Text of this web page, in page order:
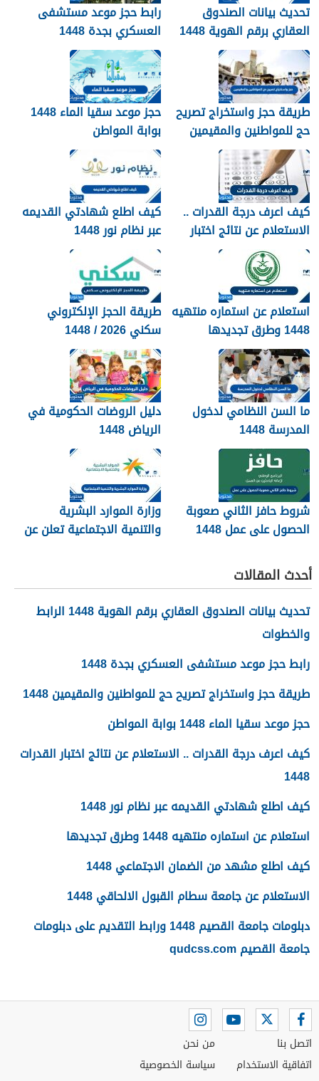
تحديث بيانات الصندوق
العقاري برقم الهوية 1448
الرابط والخطوات
رابط حجز موعد مستشفى
العسكري بجدة 1448
طريقة حجز واستخراج تصريح
حج للمواطنين والمقيمين
1448
حجز موعد سقيا الماء 1448
بوابة المواطن
كيف اعرف درجة القدرات ..
الاستعلام عن نتائج اختبار
القدرات 1448
كيف اطلع شهادتي القديمه
عبر نظام نور 1448
استعلام عن استماره منتهيه
1448 وطرق تجديدها
طريقة الحجز الإلكتروني
سكني 2026 / 1448
بالتفصيل
ما السن النظامي لدخول
المدرسة 1448
دليل الروضات الحكومية في
الرياض 1448
شروط حافز الثاني صعوبة
الحصول على عمل 1448
وزارة الموارد البشرية
والتنمية الاجتماعية تعلن عن
1448
أحدث المقالات
تحديث بيانات الصندوق العقاري برقم الهوية 1448 الرابط
والخطوات
رابط حجز موعد مستشفى العسكري بجدة 1448
طريقة حجز واستخراج تصريح حج للمواطنين والمقيمين 1448
حجز موعد سقيا الماء 1448 بوابة المواطن
كيف اعرف درجة القدرات .. الاستعلام عن نتائج اختبار القدرات
1448
كيف اطلع شهادتي القديمه عبر نظام نور 1448
استعلام عن استماره منتهيه 1448 وطرق تجديدها
كيف اطلع مشهد من الضمان الاجتماعي 1448
الاستعلام عن جامعة سطام القبول الالحاقي 1448
دبلومات جامعة القصيم 1448 ورابط التقديم على دبلومات
جامعة القصيم qudcss.com
اتصل بنا
اتفاقية الاستخدام
من نحن
سياسة الخصوصية